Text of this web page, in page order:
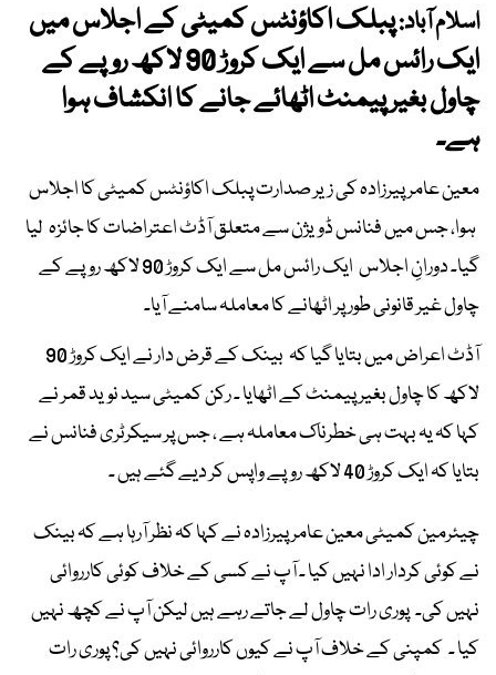
اسلام آباد:پبلک اکاؤنٹس کمیٹی کے اجلاس میں
ایک رائس مل سے ایک کروڑ 90 لاکھ روپے کے
چاول بغیر پیمنٹ اٹھائے جانے کا انکشاف ہوا
ہے۔
معین عامر پیرزادہ کی زیر صدارت پبلک اکاؤنٹس کمیٹی کا اجلاس
ہوا، جس میں فنانس ڈویژن سے متعلق آڈٹ اعتراضات کا جائزہ لیا
گیا۔ دورانِ اجلاس ایک رائس مل سے ایک کروڑ 90 لاکھ روپے کے
چاول غیر قانونی طور پر اٹھانے کا معاملہ سامنے آیا۔
آڈٹ اعراض میں بتایا گیا کہ بینک کے قرض دار نے ایک کروڑ 90
لاکھ کا چاول بغیر پیمنٹ کے اٹھایا ۔ رکن کمیٹی سید نوید قمر نے
کہا کہ یہ بہت ہی خطرناک معاملہ ہے ، جس پر سیکرٹری فنانس نے
بتایا کہ ایک کروڑ 40 لاکھ روپے واپس کر دیے گئے ہیں ۔
چیئرمین کمیٹی معین عامر پیرزادہ نے کہا کہ نظر آرہا ہے کہ بینک
نے کوئی کردار ادا نہیں کیا ۔ آپ نے کسی کے خلاف کوئی کارروائی
نہیں کی۔ پوری رات چاول لے جاتے رہے ہیں لیکن آپ نے کچھ نہیں
کیا ۔ کمپنی کے خلاف آپ نے کیوں کارروائی نہیں کی؟ پوری رات